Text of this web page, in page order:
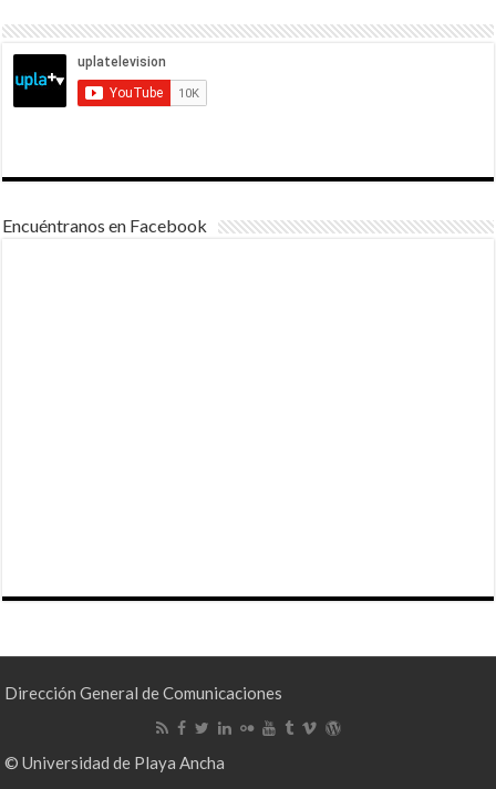
Encuéntranos en Facebook
Dirección General de Comunicaciones
© Universidad de Playa Ancha